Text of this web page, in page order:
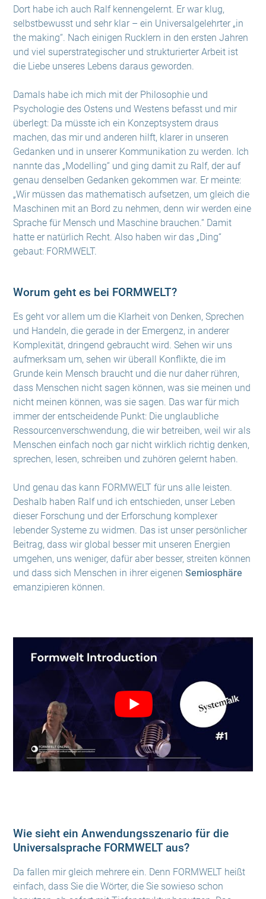
Dort habe ich auch Ralf kennengelernt. Er war klug,
selbstbewusst und sehr klar – ein Universalgelehrter „in
the making“. Nach einigen Rucklern in den ersten Jahren
und viel superstrategischer und strukturierter Arbeit ist
die Liebe unseres Lebens daraus geworden.
Damals habe ich mich mit der Philosophie und
Psychologie des Ostens und Westens befasst und mir
überlegt: Da müsste ich ein Konzeptsystem draus
machen, das mir und anderen hilft, klarer in unseren
Gedanken und in unserer Kommunikation zu werden. Ich
nannte das „Modelling“ und ging damit zu Ralf, der auf
genau denselben Gedanken gekommen war. Er meinte:
„Wir müssen das mathematisch aufsetzen, um gleich die
Maschinen mit an Bord zu nehmen, denn wir werden eine
Sprache für Mensch und Maschine brauchen.“ Damit
hatte er natürlich Recht. Also haben wir das „Ding“
gebaut: FORMWELT.
Worum geht es bei FORMWELT?
Es geht vor allem um die Klarheit von Denken, Sprechen
und Handeln, die gerade in der Emergenz, in anderer
Komplexität, dringend gebraucht wird. Sehen wir uns
aufmerksam um, sehen wir überall Konflikte, die im
Grunde kein Mensch braucht und die nur daher rühren,
dass Menschen nicht sagen können, was sie meinen und
nicht meinen können, was sie sagen. Das war für mich
immer der entscheidende Punkt: Die unglaubliche
Ressourcenverschwendung, die wir betreiben, weil wir als
Menschen einfach noch gar nicht wirklich richtig denken,
sprechen, lesen, schreiben und zuhören gelernt haben.
Und genau das kann FORMWELT für uns alle leisten.
Deshalb haben Ralf und ich entschieden, unser Leben
dieser Forschung und der Erforschung komplexer
lebender Systeme zu widmen. Das ist unser persönlicher
Beitrag, dass wir global besser mit unseren Energien
umgehen, uns weniger, dafür aber besser, streiten können
und dass sich Menschen in ihrer eigenenSemiosphäre
emanzipieren können.
Wie sieht ein Anwendungsszenario für die
Universalsprache FORMWELT aus?
Da fallen mir gleich mehrere ein. Denn FORMWELT heißt
einfach, dass Sie die Wörter, die Sie sowieso schon